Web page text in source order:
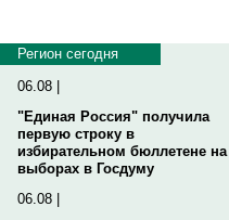
Регион сегодня
06.08 |
"Единая Россия" получила
первую строку в
избирательном бюллетене на
выборах в Госдуму
06.08 |